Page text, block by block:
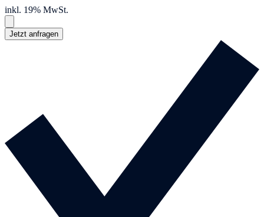
inkl. 19% MwSt.
Jetzt anfragen